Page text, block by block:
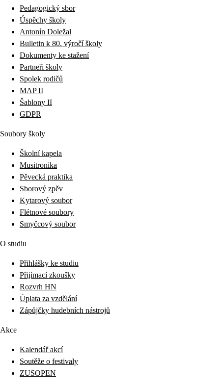
Pedagogický sbor
Úspěchy školy
Antonín Doležal
Bulletin k 80. výročí školy
Dokumenty ke stažení
Partneři školy
Spolek rodičů
MAP II
Šablony II
GDPR
Soubory školy
Školní kapela
Musitronika
Pěvecká praktika
Sborový zpěv
Kytarový soubor
Flétnové soubory
Smyčcový soubor
O studiu
Přihlášky ke studiu
Přijímací zkoušky
Rozvrh HN
Úplata za vzdělání
Zápůjčky hudebních nástrojů
Akce
Kalendář akcí
Soutěže o festivaly
ZUSOPEN